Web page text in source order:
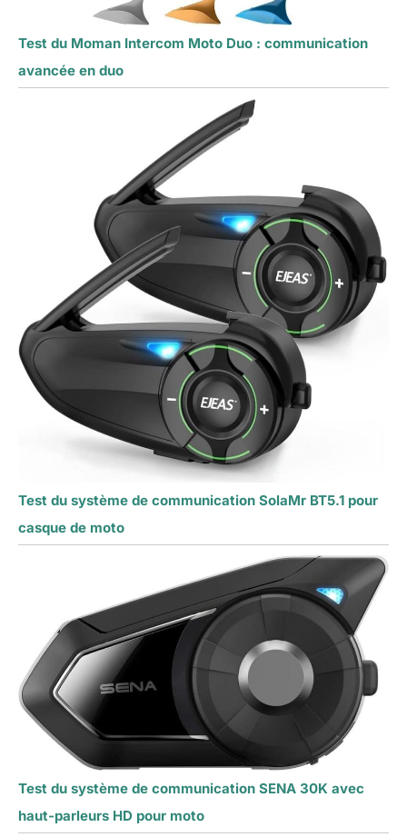
Test du Moman Intercom Moto Duo : communication
avancée en duo
Test du système de communication SolaMr BT5.1 pour
casque de moto
Test du système de communication SENA 30K avec
haut-parleurs HD pour moto